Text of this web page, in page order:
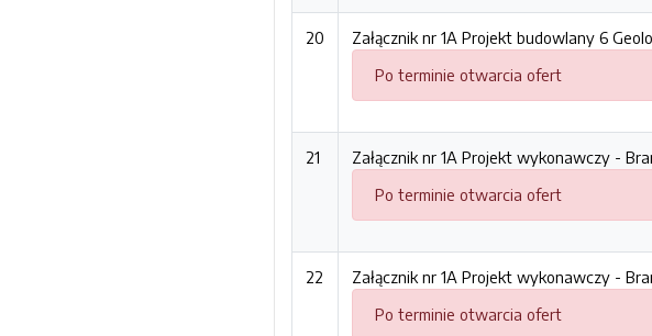
20
Załącznik nr 1A Projekt budowlany 6
Po terminie otwarcia ofert
21
Załącznik nr 1A Projekt wykonawczy -
Po terminie otwarcia ofert
22
Załącznik nr 1A Projekt wykonawczy -
Po terminie otwarcia ofert